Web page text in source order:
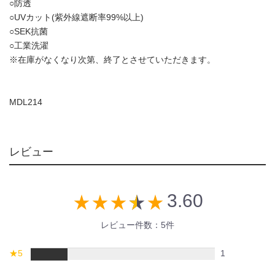
○防透
○UVカット(紫外線遮断率99%以上)
○SEK抗菌
○工業洗濯
※在庫がなくなり次第、終了とさせていただきます。
MDL214
レビュー
star_rate star_rate star_ratestar_rate star_rate 3.60
レビュー件数：5件
★5
1